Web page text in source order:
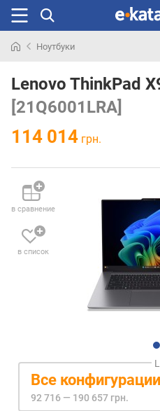
раньше
Ноутбуки
Lenovo ThinkPad
[21Q6001LRA]
114 014 грн.
в сравнение
в список
Все конфигурации
92 716 — 190 657 грн.